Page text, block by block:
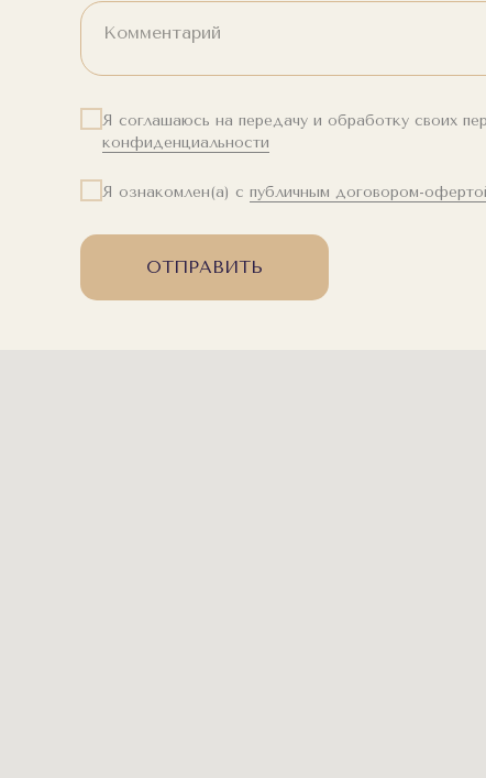
Я соглашаюсь на передачу и обработку своих
конфиденциальности
Я ознакомлен(а) с публичным договором-
ОТПРАВИТЬ